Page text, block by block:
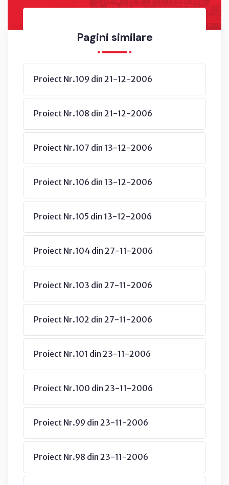
Pagini similare
Proiect Nr.109 din 21-12-2006
Proiect Nr.108 din 21-12-2006
Proiect Nr.107 din 13-12-2006
Proiect Nr.106 din 13-12-2006
Proiect Nr.105 din 13-12-2006
Proiect Nr.104 din 27-11-2006
Proiect Nr.103 din 27-11-2006
Proiect Nr.102 din 27-11-2006
Proiect Nr.101 din 23-11-2006
Proiect Nr.100 din 23-11-2006
Proiect Nr.99 din 23-11-2006
Proiect Nr.98 din 23-11-2006